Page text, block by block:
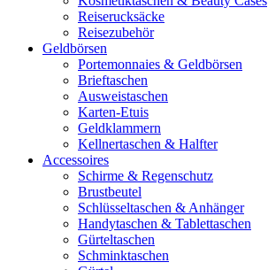
Reiserucksäcke
Reisezubehör
Geldbörsen
Portemonnaies & Geldbörsen
Brieftaschen
Ausweistaschen
Karten-Etuis
Geldklammern
Kellnertaschen & Halfter
Accessoires
Schirme & Regenschutz
Brustbeutel
Schlüsseltaschen & Anhänger
Handytaschen & Tablettaschen
Gürteltaschen
Schminktaschen